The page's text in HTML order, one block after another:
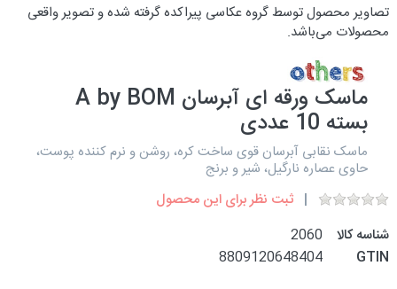
تصاویر محصول توسط گروه عکاسی پیراکده گرفته شده و تصویر واقعی
محصولات می‌باشد.
ماسک ورقه ای آبرسان A by BOM
بسته 10 عددی
ماسک نقابی آبرسان قوی ساخت کره، روشن و نرم کننده پوست،
حاوی عصاره نارگیل، شیر و برنج
ثبت نظر برای این محصول
شناسه کالا
2060
GTIN
8809120648404